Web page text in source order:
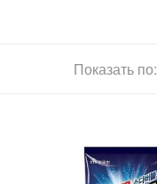
Показать по: